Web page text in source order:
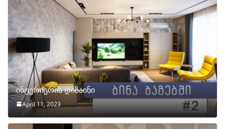
ინტერიერის დიზაინი
April 11, 2023